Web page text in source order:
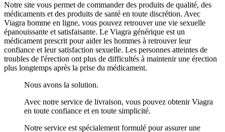
Notre site vous permet de commander des produits de qualité, des
médicaments et des produits de santé en toute discrétion. Avec
Viagra homme en ligne, vous pouvez retrouver une vie sexuelle
épanouissante et satisfaisante. Le Viagra générique est un
médicament prescrit pour aider les hommes à retrouver leur
confiance et leur satisfaction sexuelle. Les personnes atteintes de
troubles de l'érection ont plus de difficultés à maintenir une érection
plus longtemps après la prise du médicament.
Nous avons la solution.
Avec notre service de livraison, vous pouvez obtenir Viagra
en toute confiance et en toute simplicité.
Notre service est spécialement formulé pour assurer une